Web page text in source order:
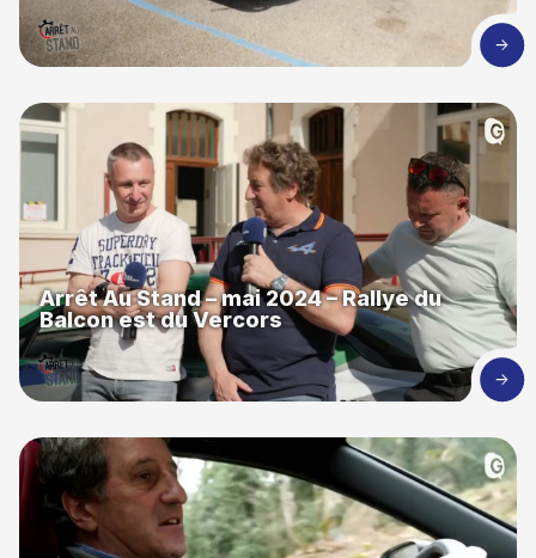
Arrêt Au Stand – mai 2024 – Rallye du
Balcon est du Vercors